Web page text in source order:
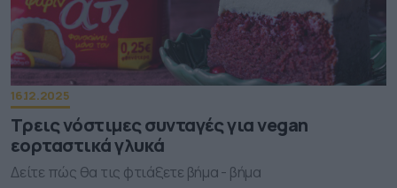
16.12.2025
Τρεις νόστιμες συνταγές για vegan
εορταστικά γλυκά
Δείτε πώς θα τις φτιάξετε βήμα - βήμα